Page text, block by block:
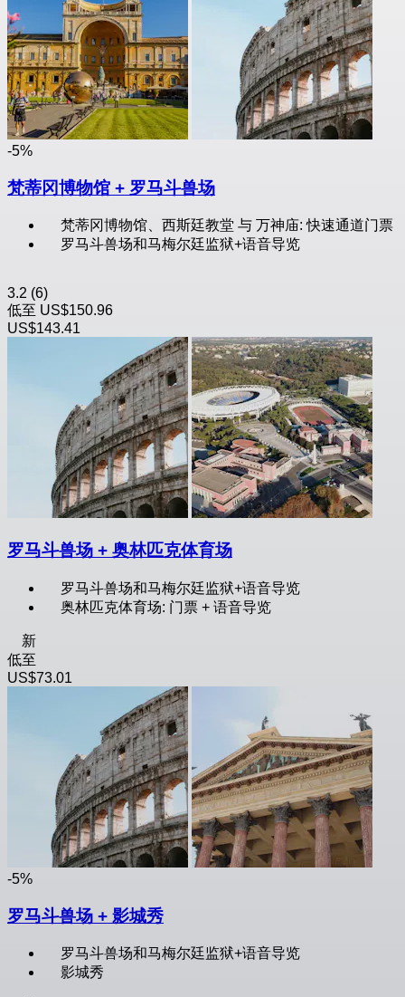
-5%
梵蒂冈博物馆 + 罗马斗兽场
梵蒂冈博物馆、西斯廷教堂 与 万神庙: 快速通道门票
罗马斗兽场和马梅尔廷监狱+语音导览
3.2 (6)
低至 US$150.96
US$143.41
罗马斗兽场 + 奥林匹克体育场
罗马斗兽场和马梅尔廷监狱+语音导览
奥林匹克体育场: 门票 + 语音导览
新
低至
US$73.01
-5%
罗马斗兽场 + 影城秀
罗马斗兽场和马梅尔廷监狱+语音导览
影城秀